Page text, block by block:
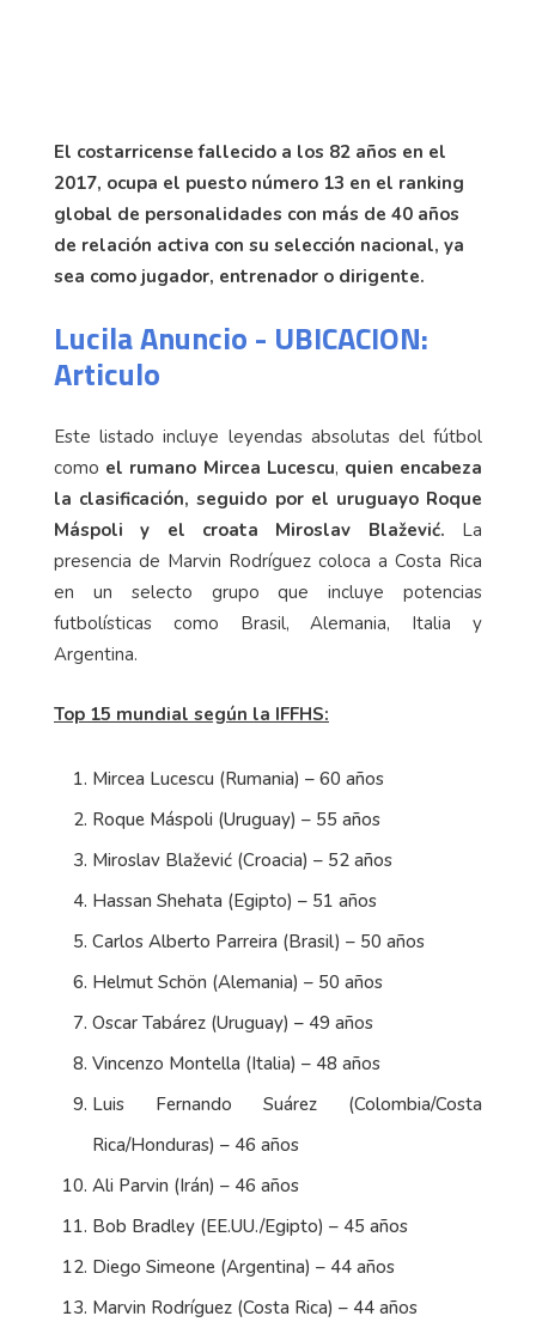
El costarricense fallecido a los 82 años en el
2017, ocupa el puesto número 13 en el ranking
global de personalidades con más de 40 años
de relación activa con su selección nacional, ya
sea como jugador, entrenador o dirigente.
Lucila Anuncio - UBICACION:
Articulo
Este listado incluye leyendas absolutas del fútbol
como el rumano Mircea Lucescu, quien encabeza
la clasificación, seguido por el uruguayo Roque
Máspoli y el croata Miroslav Blažević. La
presencia de Marvin Rodríguez coloca a Costa Rica
en un selecto grupo que incluye potencias
futbolísticas como Brasil, Alemania, Italia y
Argentina.
Top 15 mundial según la IFFHS:
Mircea Lucescu (Rumania) – 60 años
Roque Máspoli (Uruguay) – 55 años
Miroslav Blažević (Croacia) – 52 años
Hassan Shehata (Egipto) – 51 años
Carlos Alberto Parreira (Brasil) – 50 años
Helmut Schön (Alemania) – 50 años
Oscar Tabárez (Uruguay) – 49 años
Vincenzo Montella (Italia) – 48 años
Luis Fernando Suárez (Colombia/Costa
Rica/Honduras) – 46 años
Ali Parvin (Irán) – 46 años
Bob Bradley (EE.UU./Egipto) – 45 años
Diego Simeone (Argentina) – 44 años
Marvin Rodríguez (Costa Rica) – 44 años